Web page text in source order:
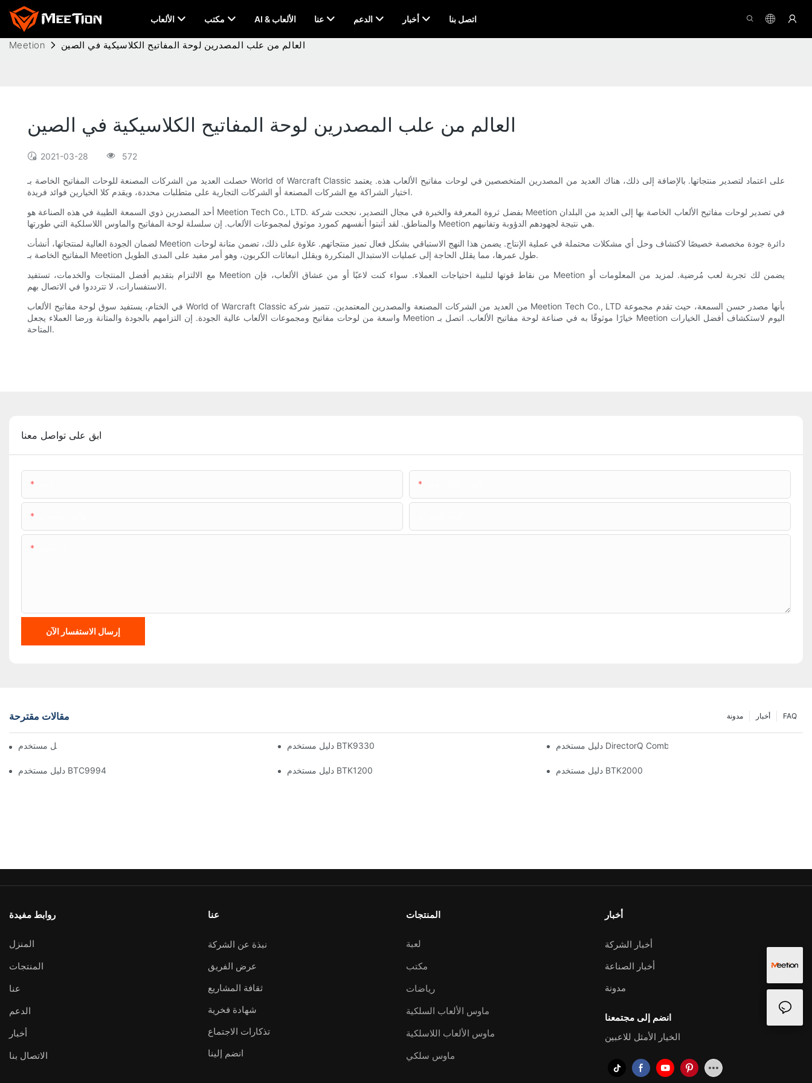
الألعاب مكتب AI & الألعاب عنا الدعم أخبار اتصل بنا
Meetion العالم من علب المصدرين لوحة المفاتيح الكلاسيكية في الصين
العالم من علب المصدرين لوحة المفاتيح الكلاسيكية في الصين
2021-03-28 572
حصلت العديد من الشركات المصنعة للوحات المفاتيح الخاصة بـ World of Warcraft Classic على اعتماد لتصدير منتجاتها. بالإضافة إلى ذلك، هناك العديد من المصدرين المتخصصين في لوحات مفاتيح الألعاب هذه. يعتمد
اختيار الشراكة مع الشركات المصنعة أو الشركات التجارية على متطلبات محددة، ويقدم كلا الخيارين فوائد فريدة.
أحد المصدرين ذوي السمعة الطيبة في هذه الصناعة هو Meetion Tech Co., LTD. بفضل ثروة المعرفة والخبرة في مجال التصدير، نجحت شركة Meetion في تصدير لوحات مفاتيح الألعاب الخاصة بها إلى العديد من البلدان
والمناطق. لقد أثبتوا أنفسهم كمورد موثوق لمجموعات الألعاب. إن سلسلة لوحة المفاتيح والماوس اللاسلكية التي طورتها Meetion هي نتيجة لجهودهم الدؤوبة وتفانيهم.
لضمان الجودة العالية لمنتجاتها، أنشأت Meetion دائرة جودة مخصصة خصيصًا لاكتشاف وحل أي مشكلات محتملة في عملية الإنتاج. يضمن هذا النهج الاستباقي بشكل فعال تميز منتجاتهم. علاوة على ذلك، تضمن متانة لوحات
المفاتيح الخاصة بـ Meetion طول عمرها، مما يقلل الحاجة إلى عمليات الاستبدال المتكررة ويقلل انبعاثات الكربون، وهو أمر مفيد على المدى الطويل.
مع الالتزام بتقديم أفضل المنتجات والخدمات، تستفيد Meetion من نقاط قوتها لتلبية احتياجات العملاء. سواء كنت لاعبًا أو من عشاق الألعاب، فإن Meetion يضمن لك تجربة لعب مُرضية. لمزيد من المعلومات أو
الاستفسارات، لا تترددوا في الاتصال بهم.
في الختام، يستفيد سوق لوحة مفاتيح الألعاب World of Warcraft Classic من العديد من الشركات المصنعة والمصدرين المعتمدين. تتميز شركة Meetion Tech Co., LTD بأنها مصدر حسن السمعة، حيث تقدم مجموعة
واسعة من لوحات مفاتيح ومجموعات الألعاب عالية الجودة. إن التزامهم بالجودة والمتانة ورضا العملاء يجعل Meetion خيارًا موثوقًا به في صناعة لوحة مفاتيح الألعاب. اتصل بـ Meetion اليوم لاستكشاف أفضل الخيارات
المتاحة.
ابق على تواصل معنا
إرسال الاستفسار الآن
مقالات مقترحة FAQ أخبار مدونة
دليل مستخدم BTK9330 دليل مستخدم DirectorQ Combo
دليل مستخدم BTC9994 دليل مستخدم BTK1200 دليل مستخدم BTK2000
روابط مفيدة
المنزل
المنتجات
عنا
الدعم
أخبار
الاتصال بنا
عنا
نبذة عن الشركة
عرض الفريق
ثقافة المشاريع
شهادة فخرية
تذكارات الاجتماع
انضم إلينا
المنتجات
لعبة
مكتب
رياضات
ماوس الألعاب السلكية
ماوس الألعاب اللاسلكية
ماوس سلكي
أخبار
أخبار الشركة
أخبار الصناعة
مدونة
انضم إلى مجتمعنا
الخيار الأمثل للاعبين